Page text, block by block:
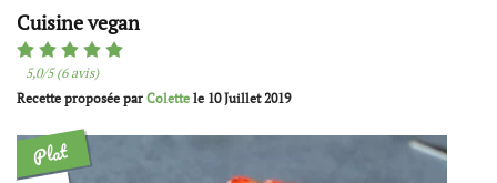
Cuisine vegan
5,0/5 (6 avis)
Recette proposée par Colette le 10 Juillet 2019
Plat